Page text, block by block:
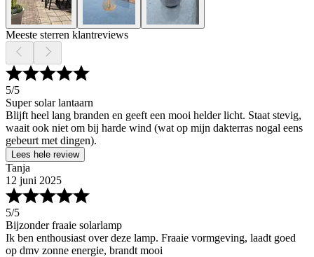
Meeste sterren klantreviews
5/5
Super solar lantaarn
Blijft heel lang branden en geeft een mooi helder licht. Staat stevig,
waait ook niet om bij harde wind (wat op mijn dakterras nogal eens
gebeurt met dingen).
Lees hele review
Tanja
12 juni 2025
5/5
Bijzonder fraaie solarlamp
Ik ben enthousiast over deze lamp. Fraaie vormgeving, laadt goed
op dmv zonne energie, brandt mooi